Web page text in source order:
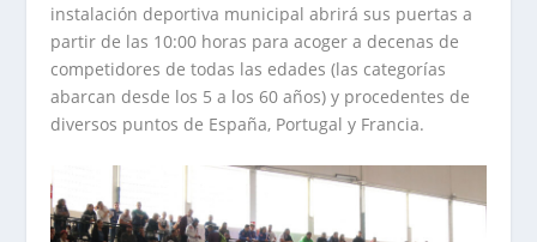
instalación deportiva municipal abrirá sus puertas a
partir de las 10:00 horas para acoger a decenas de
competidores de todas las edades (las categorías
abarcan desde los 5 a los 60 años) y procedentes de
diversos puntos de España, Portugal y Francia.